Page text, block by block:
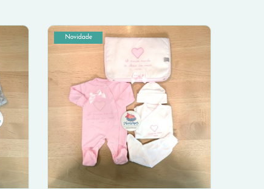
Novidade